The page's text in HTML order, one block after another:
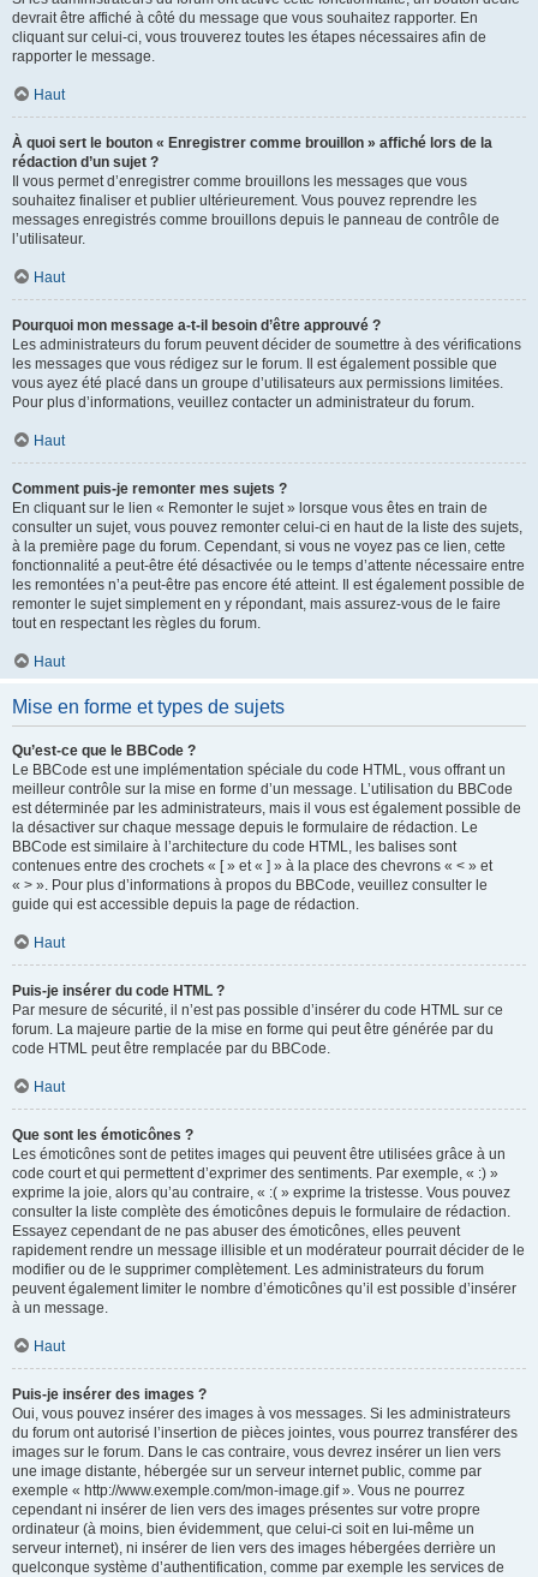
devrait être affiché à côté du message que vous souhaitez rapporter. En
cliquant sur celui-ci, vous trouverez toutes les étapes nécessaires afin de
rapporter le message.
Haut
À quoi sert le bouton « Enregistrer comme brouillon » affiché lors de la
rédaction d’un sujet ?
Il vous permet d’enregistrer comme brouillons les messages que vous
souhaitez finaliser et publier ultérieurement. Vous pouvez reprendre les
messages enregistrés comme brouillons depuis le panneau de contrôle de
l’utilisateur.
Haut
Pourquoi mon message a-t-il besoin d’être approuvé ?
Les administrateurs du forum peuvent décider de soumettre à des vérifications
les messages que vous rédigez sur le forum. Il est également possible que
vous ayez été placé dans un groupe d’utilisateurs aux permissions limitées.
Pour plus d’informations, veuillez contacter un administrateur du forum.
Haut
Comment puis-je remonter mes sujets ?
En cliquant sur le lien « Remonter le sujet » lorsque vous êtes en train de
consulter un sujet, vous pouvez remonter celui-ci en haut de la liste des sujets,
à la première page du forum. Cependant, si vous ne voyez pas ce lien, cette
fonctionnalité a peut-être été désactivée ou le temps d’attente nécessaire entre
les remontées n’a peut-être pas encore été atteint. Il est également possible de
remonter le sujet simplement en y répondant, mais assurez-vous de le faire
tout en respectant les règles du forum.
Haut
Mise en forme et types de sujets
Qu’est-ce que le BBCode ?
Le BBCode est une implémentation spéciale du code HTML, vous offrant un
meilleur contrôle sur la mise en forme d’un message. L’utilisation du BBCode
est déterminée par les administrateurs, mais il vous est également possible de
la désactiver sur chaque message depuis le formulaire de rédaction. Le
BBCode est similaire à l’architecture du code HTML, les balises sont
contenues entre des crochets « [ » et « ] » à la place des chevrons « < » et
« > ». Pour plus d’informations à propos du BBCode, veuillez consulter le
guide qui est accessible depuis la page de rédaction.
Haut
Puis-je insérer du code HTML ?
Par mesure de sécurité, il n’est pas possible d’insérer du code HTML sur ce
forum. La majeure partie de la mise en forme qui peut être générée par du
code HTML peut être remplacée par du BBCode.
Haut
Que sont les émoticônes ?
Les émoticônes sont de petites images qui peuvent être utilisées grâce à un
code court et qui permettent d’exprimer des sentiments. Par exemple, « :) »
exprime la joie, alors qu’au contraire, « :( » exprime la tristesse. Vous pouvez
consulter la liste complète des émoticônes depuis le formulaire de rédaction.
Essayez cependant de ne pas abuser des émoticônes, elles peuvent
rapidement rendre un message illisible et un modérateur pourrait décider de le
modifier ou de le supprimer complètement. Les administrateurs du forum
peuvent également limiter le nombre d’émoticônes qu’il est possible d’insérer
à un message.
Haut
Puis-je insérer des images ?
Oui, vous pouvez insérer des images à vos messages. Si les administrateurs
du forum ont autorisé l’insertion de pièces jointes, vous pourrez transférer des
images sur le forum. Dans le cas contraire, vous devrez insérer un lien vers
une image distante, hébergée sur un serveur internet public, comme par
exemple « http://www.exemple.com/mon-image.gif ». Vous ne pourrez
cependant ni insérer de lien vers des images présentes sur votre propre
ordinateur (à moins, bien évidemment, que celui-ci soit en lui-même un
serveur internet), ni insérer de lien vers des images hébergées derrière un
quelconque système d’authentification, comme par exemple les services de